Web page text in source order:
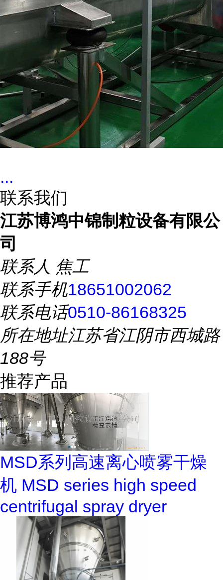
...
联系我们
江苏博鸿中锦制粒设备有限公
司
联系人 焦工
联系手机18651002062
联系电话0510-86168325
所在地址江苏省江阴市西城路
188号
推荐产品
MSD系列高速离心喷雾干燥
机 MSD series high speed
centrifugal spray dryer